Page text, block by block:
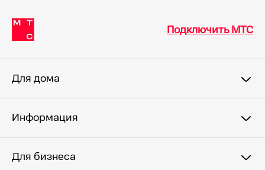
Подключить МТС
Для дома
Информация
Для бизнеса